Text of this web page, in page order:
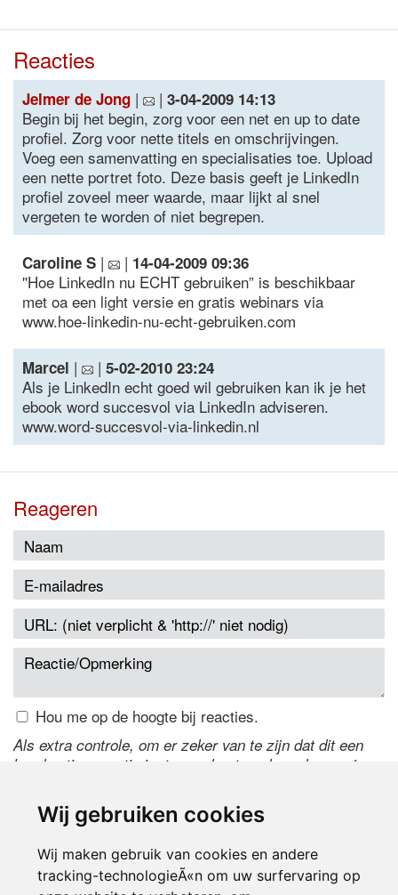
Wij gebruiken cookies
Wij maken gebruik van cookies en andere
tracking-technologieÃ«n om uw surfervaring op
Reacties
Jelmer de Jong | | 3-04-2009 14:13
Begin bij het begin, zorg voor een net en up to date
profiel. Zorg voor nette titels en omschrijvingen.
Voeg een samenvatting en specialisaties toe. Upload
een nette portret foto. Deze basis geeft je LinkedIn
profiel zoveel meer waarde, maar lijkt al snel
vergeten te worden of niet begrepen.
Caroline S | | 14-04-2009 09:36
''Hoe LinkedIn nu ECHT gebruiken” is beschikbaar
met oa een light versie en gratis webinars via
www.hoe-linkedin-nu-echt-gebruiken.com
Marcel | | 5-02-2010 23:24
Als je LinkedIn echt goed wil gebruiken kan ik je het
ebook word succesvol via LinkedIn adviseren.
www.word-succesvol-via-linkedin.nl
Reageren
Hou me op de hoogte bij reacties.
Als extra controle, om er zeker van te zijn dat dit een
handmatige reactie is, typ onderstaande code over in
de code te wijzigen.